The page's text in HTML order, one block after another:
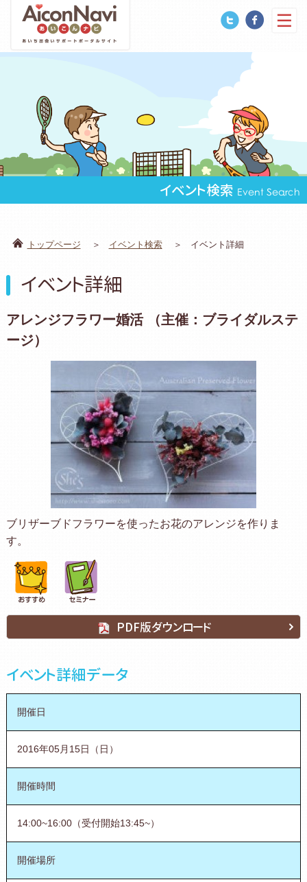
イベント検索 Event Search
トップページ イベント検索 イベント詳細
イベント詳細
アレンジフラワー婚活 （主催：ブライダルステ
ージ）
ブリザーブドフラワーを使ったお花のアレンジを作りま
す。
PDF版ダウンロード
イベント詳細データ
開催日
2016年05月15日（日）
開催時間
14:00~16:00（受付開始13:45~）
開催場所